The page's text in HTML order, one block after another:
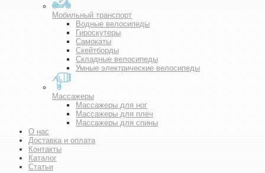
Мобильный транспорт
Водные велосипеды
Гироскутеры
Самокаты
Скейтборды
Складные велосипеды
Умные электрические велосипеды
Массажеры
Массажеры для ног
Массажеры для плеч
Массажеры для спины
О нас
Доставка и оплата
Контакты
Каталог
Статьи